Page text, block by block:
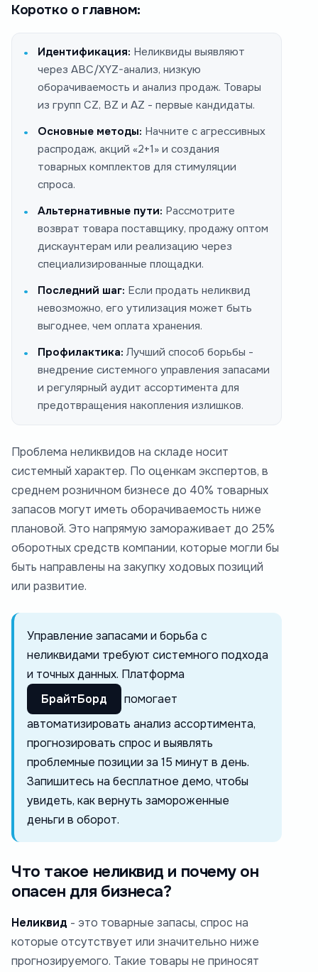
Коротко о главном:
Идентификация: Неликвиды выявляют
через ABC/XYZ-анализ, низкую
оборачиваемость и анализ продаж. Товары
из групп CZ, BZ и AZ - первые кандидаты.
Основные методы: Начните с агрессивных
распродаж, акций «2+1» и создания
товарных комплектов для стимуляции
спроса.
Альтернативные пути: Рассмотрите
возврат товара поставщику, продажу оптом
дискаунтерам или реализацию через
специализированные площадки.
Последний шаг: Если продать неликвид
невозможно, его утилизация может быть
выгоднее, чем оплата хранения.
Профилактика: Лучший способ борьбы -
внедрение системного управления запасами
и регулярный аудит ассортимента для
предотвращения накопления излишков.
Проблема неликвидов на складе носит
системный характер. По оценкам экспертов, в
среднем розничном бизнесе до 40% товарных
запасов могут иметь оборачиваемость ниже
плановой. Это напрямую замораживает до 25%
оборотных средств компании, которые могли бы
быть направлены на закупку ходовых позиций
или развитие.
Управление запасами и борьба с
неликвидами требуют системного подхода
и точных данных. Платформа
БрайтБорд
помогает
автоматизировать анализ ассортимента,
прогнозировать спрос и выявлять
проблемные позиции за 15 минут в день.
Запишитесь на бесплатное демо, чтобы
увидеть, как вернуть замороженные
деньги в оборот.
Что такое неликвид и почему он
опасен для бизнеса?
Неликвид - это товарные запасы, спрос на
которые отсутствует или значительно ниже
прогнозируемого. Такие товары не приносят